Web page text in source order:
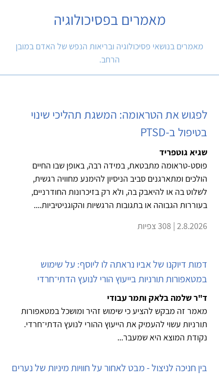
מאמרים בפסיכולוגיה
מאמרים בנושאי פסיכולוגיה ובריאות הנפש של האדם במובן
הרחב.
לפגוש את הטראומה: המשגת תהליכי שינוי
בטיפול ב-PTSD
שגיא גוטפריד
פוסט-טראומה מתבטאת, במידה רבה, באופן שבו החיים
הולכים ומתארגנים סביב הניסיון להימנע מחוויה רגשית,
לשלוט בה או להיאבק בה, ולא רק בזיכרונות החודרניים,
בעוררות הגבוהה או בתגובות הרגשיות והקוגניטיביות....
2.8.2026 | 308 צפיות
דמות דיוקנו של אביו נראתה לו ליוסף: על שימוש
במטאפורות תורניות בייעוץ הורי לנועץ הדתי־חרדי
ד"ר שלמה בלאק ותמר עבודי
מאמר זה מבקש להציע כי שימוש זהיר ומושכל במטאפורות
תורניות עשוי להעמיק את הייעוץ ההורי לנועץ הדתי־חרדי.
נקודת המוצא היא שמעבר...
בין חניכה לניצול - מבט לאחור על חוויות מיניות של נערים